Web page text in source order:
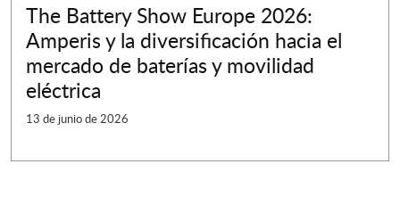
The Battery Show Europe 2026:
Amperis y la diversificación hacia el
mercado de baterías y movilidad
eléctrica
13 de junio de 2026